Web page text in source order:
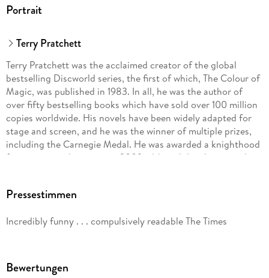
Portrait
Terry Pratchett
Terry Pratchett was the acclaimed creator of the global
bestselling Discworld series, the first of which, The Colour of
Magic, was published in 1983. In all, he was the author of
over fifty bestselling books which have sold over 100 million
copies worldwide. His novels have been widely adapted for
stage and screen, and he was the winner of multiple prizes,
including the Carnegie Medal. He was awarded a knighthood
for services to literature in 2009, although he always wryly
Pressestimmen
Incredibly funny . . . compulsively readable The Times
Bewertungen